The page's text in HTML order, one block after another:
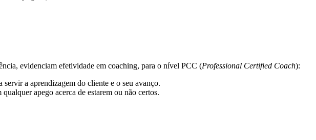
evidenciam efetividade em coaching, para o nível PCC (Professional Certified Coach):
servir a aprendizagem do cliente e o seu avanço.
apego acerca de estarem ou não certos.